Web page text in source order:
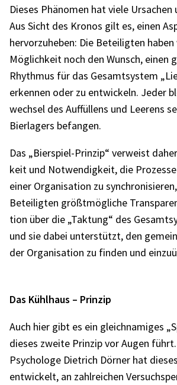
Dieses Phäno­men hat viele Ursa­chen
Aus Sicht des Kronos gilt es, einen
hervor­zu­he­ben: Die Betei­lig­ten
Möglich­keit noch den Wunsch, einen
Rhyth­mus für das Gesamt­sys­tem
erken­nen oder zu entwi­ckeln. Jeder
wech­sel des Auffül­lens und Leerens
Bier­la­gers befan­gen.
Das „Bier­spiel-Prin­zip“ verweist
keit und Notwen­dig­keit, die
einer Orga­ni­sa­tion zu
Betei­lig­ten größt­mög­li­che
tion über die „Taktung“ des
und sie dabei unter­stützt, den
der Orga­ni­sa­tion zu finden und
Das Kühl­haus – Prin­zip
Auch hier gibt es ein gleich­na­mi­ges
dieses zweite Prin­zip vor Augen
Psycho­loge Diet­rich Dörner hat
entwi­ckelt, an zahl­rei­chen